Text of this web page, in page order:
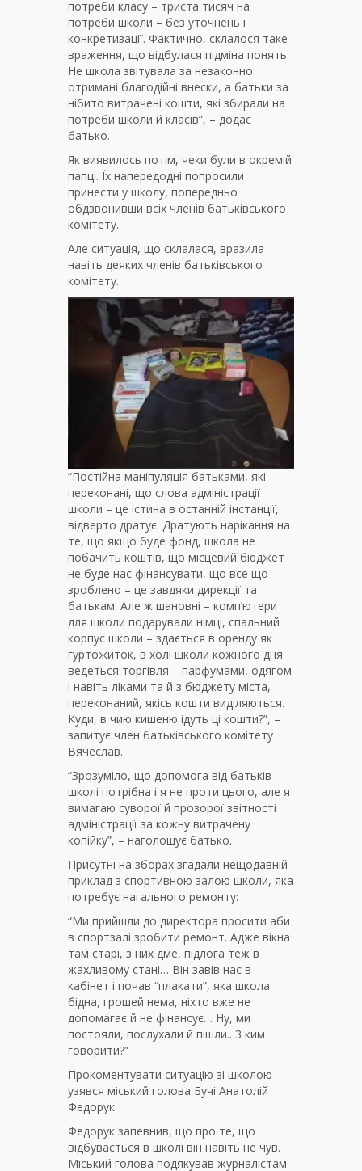
потреби класу – триста тисяч на
потреби школи – без уточнень і
конкретизації. Фактично, склалося таке
враження, що відбулася підміна понять.
Не школа звітувала за незаконно
отримані благодійні внески, а батьки за
нібито витрачені кошти, які збирали на
потреби школи й класів”, – додає
батько.
Як виявилось потім, чеки були в окремій
папці. Їх напередодні попросили
принести у школу, попередньо
обдзвонивши всіх членів батьківського
комітету.
Але ситуація, що склалася, вразила
навіть деяких членів батьківського
комітету.
“Постійна маніпуляція батьками, які
переконані, що слова адміністрації
школи – це істина в останній інстанції,
відверто дратує. Дратують нарікання на
те, що якщо буде фонд, школа не
побачить коштів, що місцевий бюджет
не буде нас фінансувати, що все що
зроблено – це завдяки дирекції та
батькам. Але ж шановні – комп’ютери
для школи подарували німці, спальний
корпус школи – здається в оренду як
гуртожиток, в холі школи кожного дня
ведеться торгівля – парфумами, одягом
і навіть ліками та й з бюджету міста,
переконаний, якісь кошти виділяються.
Куди, в чию кишеню ідуть ці кошти?”, –
запитує член батьківського комітету
Вячеслав.
“Зрозуміло, що допомога від батьків
школі потрібна і я не проти цього, але я
вимагаю суворої й прозорої звітності
адміністрації за кожну витрачену
копійку”, – наголошує батько.
Присутні на зборах згадали нещодавній
приклад з спортивною залою школи, яка
потребує нагального ремонту:
“Ми прийшли до директора просити аби
в спортзалі зробити ремонт. Адже вікна
там старі, з них дме, підлога теж в
жахливому стані… Він завів нас в
кабінет і почав “плакати”, яка школа
бідна, грошей нема, ніхто вже не
допомагає й не фінансує… Ну, ми
постояли, послухали й пішли.. З ким
говорити?”
Прокоментувати ситуацію зі школою
узявся міський голова Бучі Анатолій
Федорук.
Федорук запевнив, що про те, що
відбувається в школі він навіть не чув.
Міський голова подякував журналістам